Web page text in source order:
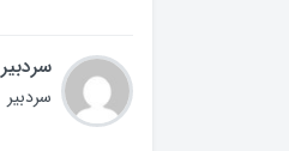
سردبیر
سردبیر